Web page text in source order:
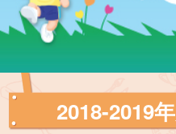
2018-2019